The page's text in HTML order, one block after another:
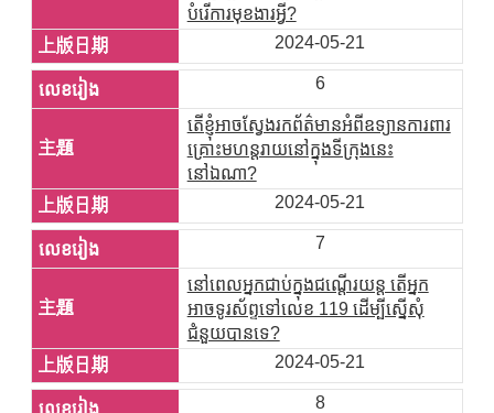
បំរើការមុខងារអ្វី?
2024-05-21
6
តើខ្ញុំអាចស្វែងរកព័ត៌មានអំពីឧទ្យានការពារ
គ្រោះមហន្តរាយនៅក្នុងទីក្រុងនេះ
នៅឯណា?
2024-05-21
7
នៅពេលអ្នកជាប់ក្នុងជណ្តើរយន្ត តើអ្នក
អាចទូរស័ព្ទទៅលេខ 119 ដើម្បីស្នើសុំ
ជំនួយបានទេ?
2024-05-21
8